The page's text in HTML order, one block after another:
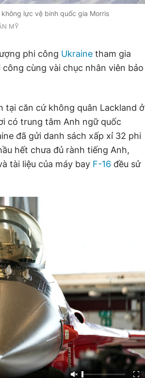
lực vệ binh quốc gia Morris
MỸ
phi công Ukraine tham gia
cùng vài chục nhân viên bảo
tại căn cứ không quân Lackland ở
có trung tâm Anh ngữ quốc
đã gửi danh sách xấp xỉ 32 phi
hết chưa đủ rành tiếng Anh,
tài liệu của máy bay F-16 đều sử